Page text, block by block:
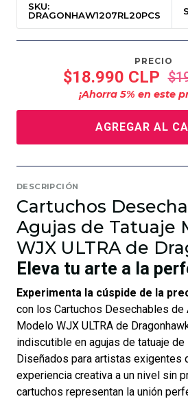
SKU:
DRAGONHAW1207RL20PCS
PRECIO
$18.990 CLP
¡Ahorra 5% en este
AGREGAR AL
DESCRIPCIÓN
Cartuchos
Agujas de Tatuaje
WJX ULTRA de
Eleva tu arte a la
Experimenta la cúspide de la
con los Cartuchos Desechables de
Modelo WJX ULTRA de
indiscutible en agujas de tatuaje de
Diseñados para artistas exigentes
experiencia creativa a un nivel sin
cartuchos representan la unión